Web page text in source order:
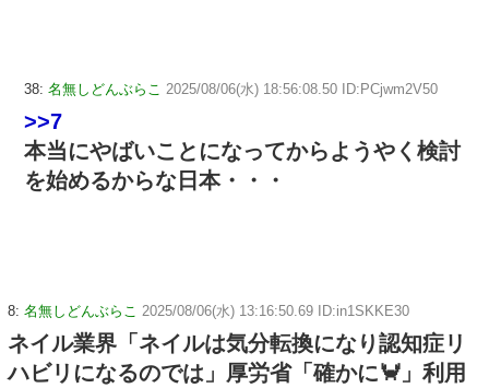
38: 名無しどんぶらこ 2025/08/06(水) 18:56:08.50 ID:PCjwm2V50
>>7
本当にやばいことになってからようやく検討
を始めるからな日本・・・
8: 名無しどんぶらこ 2025/08/06(水) 13:16:50.69 ID:in1SKKE30
ネイル業界「ネイルは気分転換になり認知症リ
ハビリになるのでは」厚労省「確かに🦀」利用